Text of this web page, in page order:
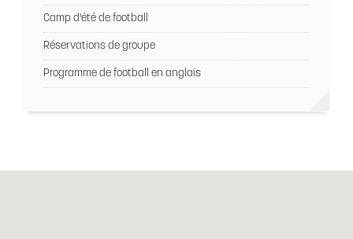
Camp d'été de football
Réservations de groupe
Programme de football en anglais